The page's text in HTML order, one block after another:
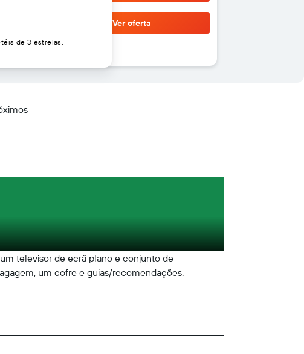
Ver oferta
televisor de ecrã plano e conjunto de
um cofre e guias/recomendações.
de 3 estrelas.